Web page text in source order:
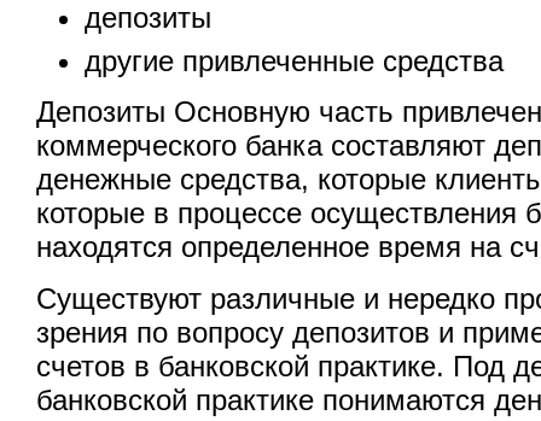
депозиты
другие привлеченные средства
Депозиты Основную часть
коммерческого банка составляют
денежные средства, которые
которые в процессе осуществления
находятся определенное время на
Существуют различные и нередко
зрения по вопросу депозитов и
счетов в банковской практике. Под
банковской практике понимаются